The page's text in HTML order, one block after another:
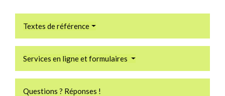
Textes de référence
Services en ligne et formulaires
Questions ? Réponses !